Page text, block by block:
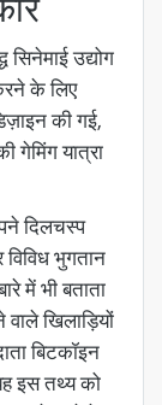
उद्योग
के लिए
की गई,
गेमिंग यात्रा
दिलचस्प
भुगतान
में भी बताता
खिलाड़ियों
बिटकॉइन
इस तथ्य को